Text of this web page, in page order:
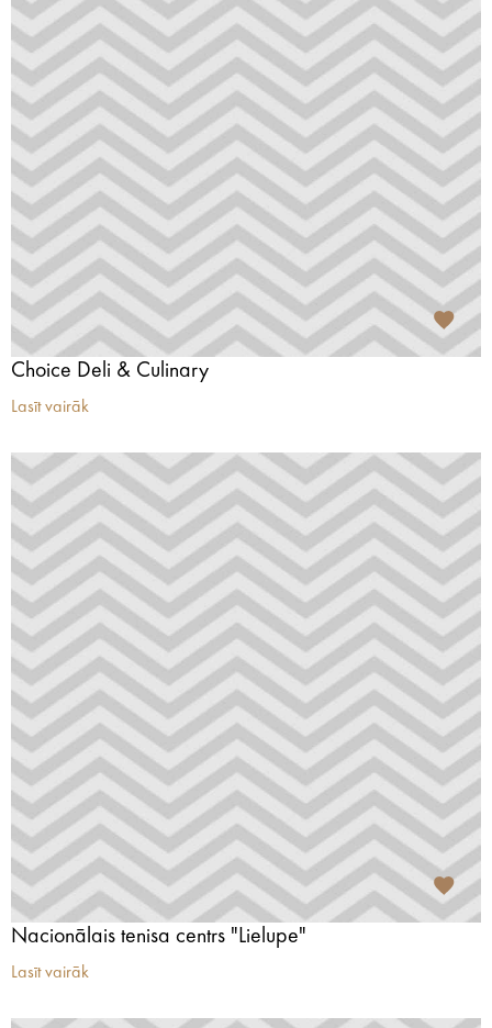
Choice Deli & Culinary
Lasīt vairāk
Nacionālais tenisa centrs "Lielupe"
Lasīt vairāk